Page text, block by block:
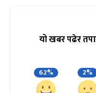
यो खबर पढेर
62% 2%